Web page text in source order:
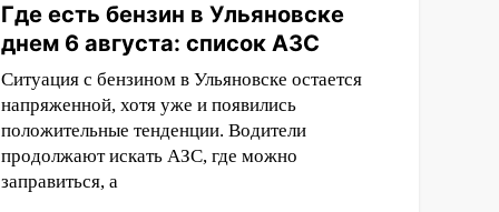
Где есть бензин в Ульяновске
днем 6 августа: список АЗС
Ситуация с бензином в Ульяновске остается
напряженной, хотя уже и появились
положительные тенденции. Водители
продолжают искать АЗС, где можно
заправиться, а